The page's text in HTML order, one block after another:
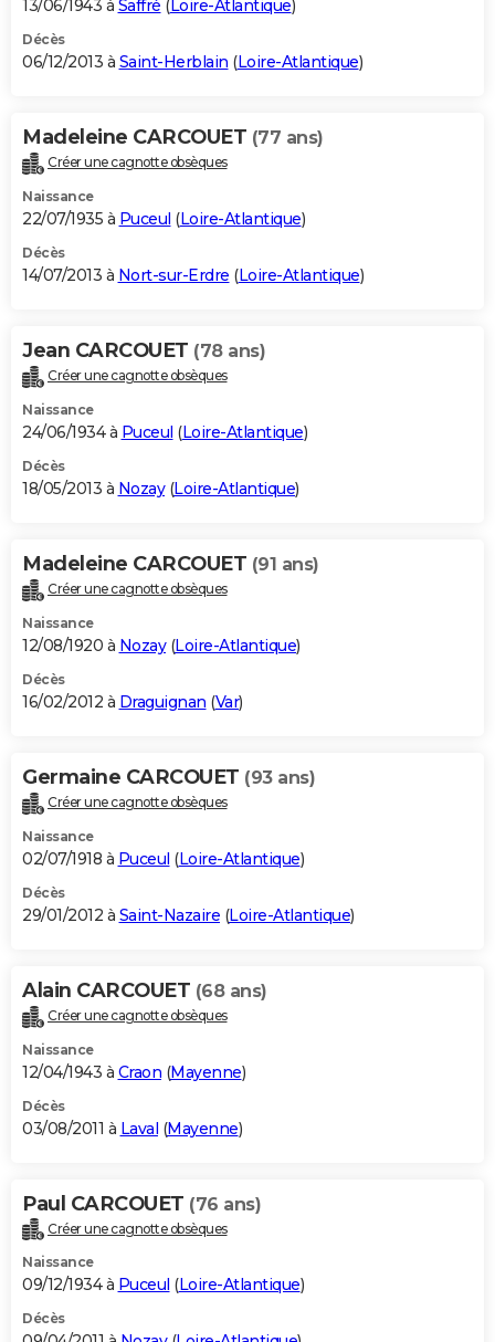
13/06/1943 à Saffré ( Loire-Atlantique)
Décès
06/12/2013 à Saint-Herblain (Loire-Atlantique)
Madeleine CARCOUET (77 ans)
Créer une cagnotte obsèques
Naissance
22/07/1935 à Puceul (Loire-Atlantique)
Décès
14/07/2013 à Nort-sur-Erdre (Loire-Atlantique)
Jean CARCOUET (78 ans)
Créer une cagnotte obsèques
Naissance
24/06/1934 à Puceul (Loire-Atlantique)
Décès
18/05/2013 à Nozay(Loire-Atlantique)
Madeleine CARCOUET (91 ans)
Créer une cagnotte obsèques
Naissance
12/08/1920 à Nozay(Loire-Atlantique)
Décès
16/02/2012 à Draguignan (Var)
Germaine CARCOUET (93 ans)
Créer une cagnotte obsèques
Naissance
02/07/1918 à Puceul (Loire-Atlantique)
Décès
29/01/2012 à Saint-Nazaire (Loire-Atlantique)
Alain CARCOUET (68 ans)
Créer une cagnotte obsèques
Naissance
12/04/1943 à Craon (Mayenne)
Décès
03/08/2011 à Laval (Mayenne)
Paul CARCOUET (76 ans)
Créer une cagnotte obsèques
Naissance
09/12/1934 à Puceul (Loire-Atlantique)
Décès